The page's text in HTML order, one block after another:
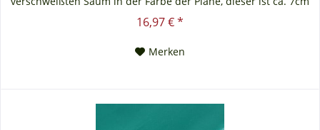
oder auf Wunsch auch mit Edelstahlösen ausstatten. Die PVC
16,97 € *
Merken